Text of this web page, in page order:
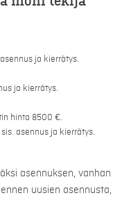
ja kierrätys.
ja kierrätys.
hinta 8500 €.
asennus ja kierrätys.
asennuksen, vanhan
uusien asennusta,